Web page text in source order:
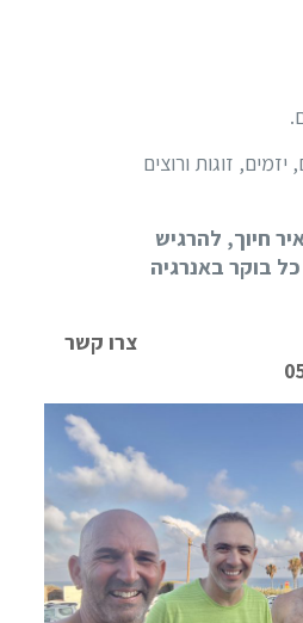
זוגות ורוצים
חיוך, להרגיש
בוקר באנרגיה
קשר